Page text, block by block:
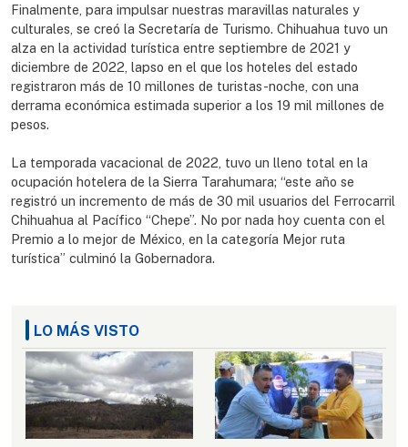
Finalmente, para impulsar nuestras maravillas naturales y
culturales, se creó la Secretaría de Turismo. Chihuahua tuvo un
alza en la actividad turística entre septiembre de 2021 y
diciembre de 2022, lapso en el que los hoteles del estado
registraron más de 10 millones de turistas-noche, con una
derrama económica estimada superior a los 19 mil millones de
pesos.
La temporada vacacional de 2022, tuvo un lleno total en la
ocupación hotelera de la Sierra Tarahumara; “este año se
registró un incremento de más de 30 mil usuarios del Ferrocarril
Chihuahua al Pacífico “Chepe”. No por nada hoy cuenta con el
Premio a lo mejor de México, en la categoría Mejor ruta
turística” culminó la Gobernadora.
LO MÁS VISTO